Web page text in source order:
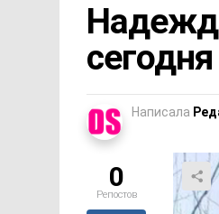
Написала
0
Репостов